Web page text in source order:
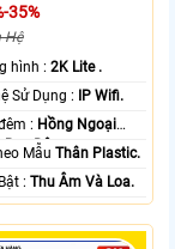
35%
Hệ
hình :2K Lite .
🌠 Công Nghệ Sử Dụng : IP Wifi.
🔴 Xem ban đêm : Hồng Ngoại
Ban Ðêm.
MẫuThân Plastic.
️☣️ Điểm Nỗi Bật :Thu Âm Và Loa.